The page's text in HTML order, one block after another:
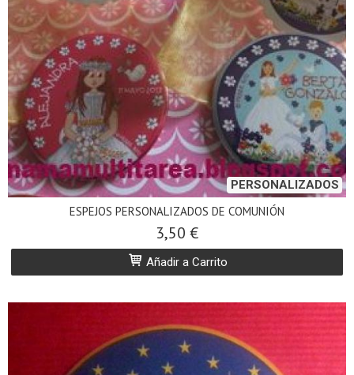
PERSONALIZADOS
ESPEJOS PERSONALIZADOS DE COMUNIÓN
3,50 €
Añadir a Carrito